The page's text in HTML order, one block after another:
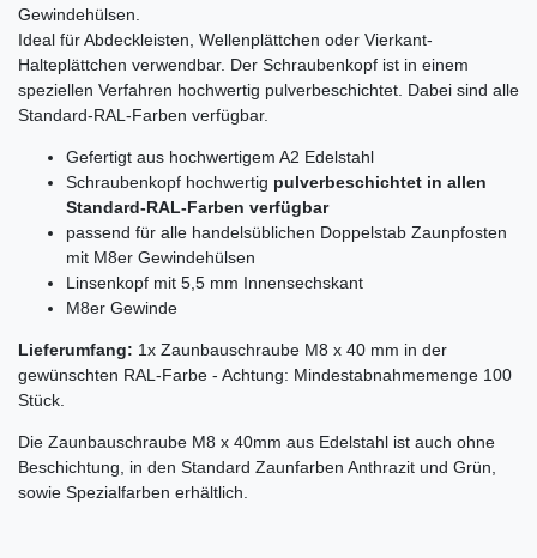
Gewindehülsen.
Ideal für Abdeckleisten, Wellenplättchen oder Vierkant-
Halteplättchen verwendbar. Der Schraubenkopf ist in einem
speziellen Verfahren hochwertig pulverbeschichtet. Dabei sind alle
Standard-RAL-Farben verfügbar.
Gefertigt aus hochwertigem A2 Edelstahl
Schraubenkopf hochwertig pulverbeschichtet in allen
Standard-RAL-Farben verfügbar
passend für alle handelsüblichen Doppelstab Zaunpfosten
mit M8er Gewindehülsen
Linsenkopf mit 5,5 mm Innensechskant
M8er Gewinde
Lieferumfang: 1x Zaunbauschraube M8 x 40 mm in der
gewünschten RAL-Farbe - Achtung: Mindestabnahmemenge 100
Stück.
Die Zaunbauschraube M8 x 40mm aus Edelstahl ist auch ohne
Beschichtung, in den Standard Zaunfarben Anthrazit und Grün,
sowie Spezialfarben erhältlich.